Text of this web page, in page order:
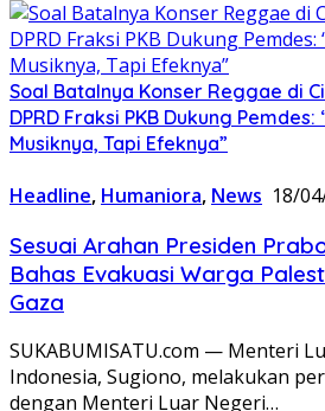
Soal Batalnya Konser Reggae di
DPRD Fraksi PKB Dukung Pemdes:
Musiknya, Tapi Efeknya”
Headline, Humaniora, News 18/
Sesuai Arahan Presiden
Bahas Evakuasi Warga
Gaza
SUKABUMISATU.com — Menteri
Indonesia, Sugiono, melakukan
dengan Menteri Luar Negeri…